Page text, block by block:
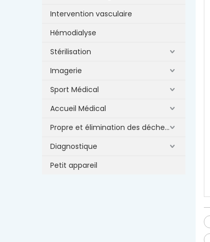
Intervention vasculaire
Hémodialyse
Stérilisation
Imagerie
Sport Médical
Accueil Médical
Propre et élimination des déchets
Diagnostique
Petit appareil